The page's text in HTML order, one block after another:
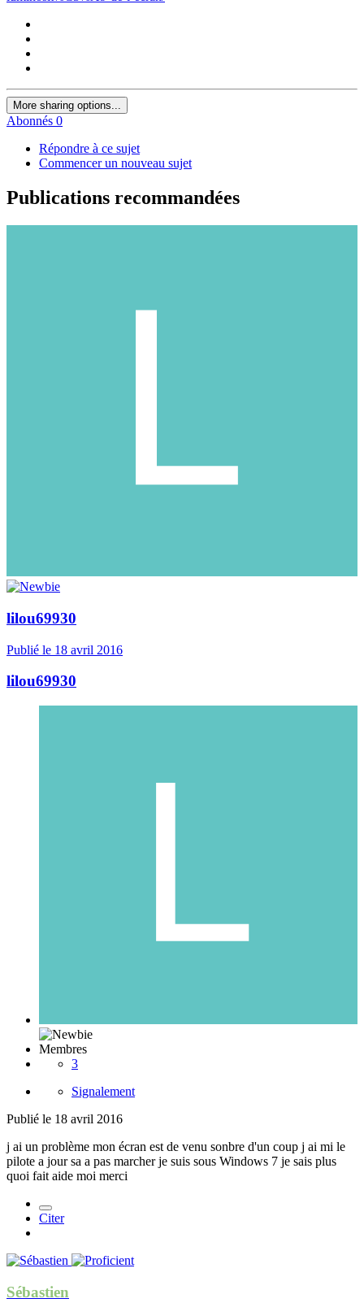
More sharing options...
Abonnés 0
Répondre à ce sujet
Commencer un nouveau sujet
Publications recommandées
lilou69930
Publié le 18 avril 2016
lilou69930
Membres
3
Signalement
Publié le 18 avril 2016
j ai un problème mon écran est de venu sonbre d'un coup j ai mi le
pilote a jour sa a pas marcher je suis sous Windows 7 je sais plus
quoi fait aide moi merci
Citer
Sébastien